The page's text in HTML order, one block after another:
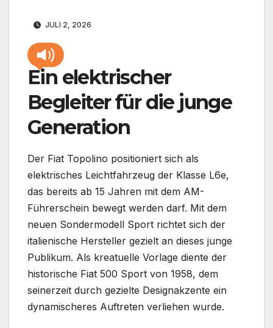
JULI 2, 2026
Ein elektrischer
Begleiter für die junge
Generation
Der Fiat Topolino positioniert sich als
elektrisches Leichtfahrzeug der Klasse L6e,
das bereits ab 15 Jahren mit dem AM-
Führerschein bewegt werden darf. Mit dem
neuen Sondermodell Sport richtet sich der
italienische Hersteller gezielt an dieses junge
Publikum. Als kreatuelle Vorlage diente der
historische Fiat 500 Sport von 1958, dem
seinerzeit durch gezielte Designakzente ein
dynamischeres Auftreten verliehen wurde.